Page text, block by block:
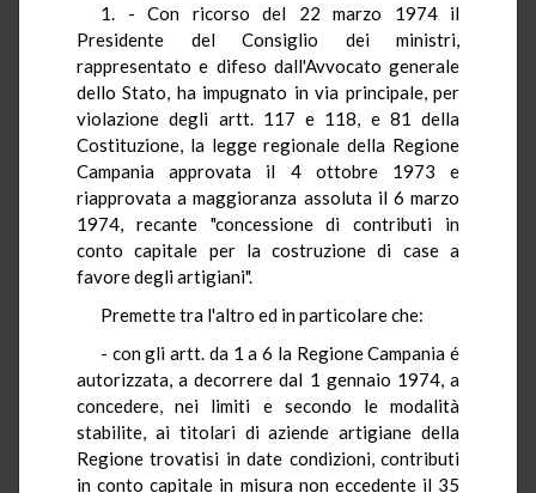
1. - Con ricorso del 22 marzo 1974 il
Presidente del Consiglio dei ministri,
rappresentato e difeso dall'Avvocato generale
dello Stato, ha impugnato in via principale, per
violazione degli artt. 117 e 118, e 81 della
Costituzione, la legge regionale della Regione
Campania approvata il 4 ottobre 1973 e
riapprovata a maggioranza assoluta il 6 marzo
1974, recante "concessione di contributi in
conto capitale per la costruzione di case a
favore degli artigiani".
Premette tra l'altro ed in particolare che:
- con gli artt. da 1 a 6 la Regione Campania é
autorizzata, a decorrere dal 1 gennaio 1974, a
concedere, nei limiti e secondo le modalità
stabilite, ai titolari di aziende artigiane della
Regione trovatisi in date condizioni, contributi
in conto capitale in misura non eccedente il 35